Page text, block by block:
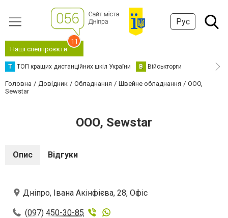
Рус
Наші спецпроєкти
11
Т ТОП кращих дистанційних шкіл України В Військторги
Головна Довідник Обладнання Швейне обладнання
OOO,
Sewstar
OOO, Sewstar
Опис Відгуки
Дніпро, Івана Акінфієва, 28, Офіс
(097) 450-30-85